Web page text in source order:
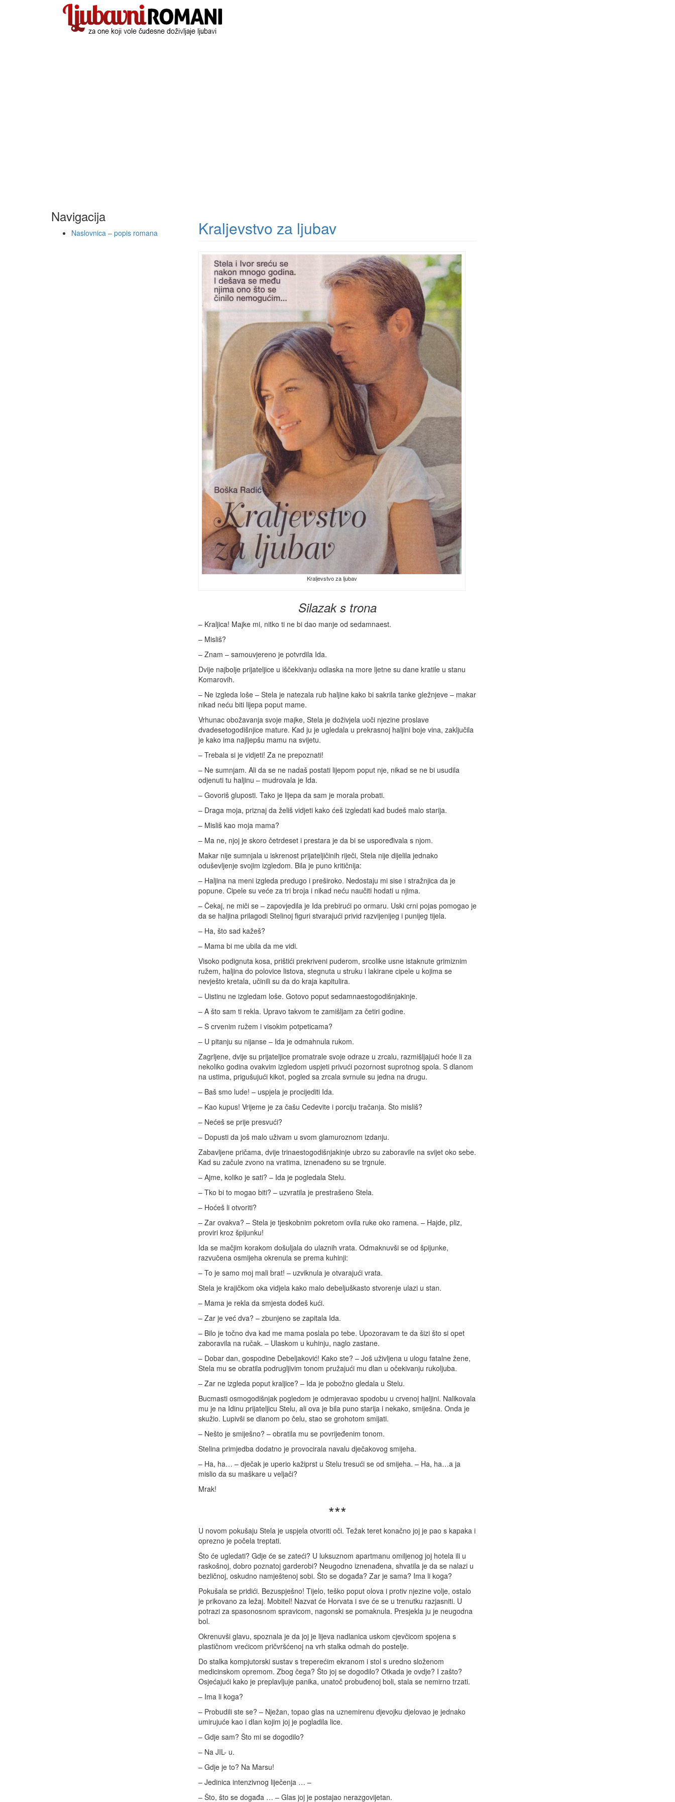
Navigacija
Naslovnica – popis romana Kraljevstvo za ljubav
Kraljevstvo za ljubav
Silazak s trona
– Kraljica! Majke mi, nitko ti ne bi dao manje od sedamnaest.
– Misliš?
– Znam – samouvjereno je potvrdila Ida.
Dvije najbolje prijateljice u iščekivanju odlaska na more ljetne su dane kratile u stanu
Komarovih.
– Ne izgleda loše – Stela je natezala rub haljine kako bi sakrila tanke gležnjeve – makar
nikad neću biti lijepa poput mame.
Vrhunac obožavanja svoje majke, Stela je doživjela uoči njezine proslave
dvadesetogodišnjice mature. Kad ju je ugledala u prekrasnoj haljini boje vina, zaključila
je kako ima najljepšu mamu na svijetu.
– Trebala si je vidjeti! Za ne prepoznati!
– Ne sumnjam. Ali da se ne nadaš postati lijepom poput nje, nikad se ne bi usudila
odjenuti tu haljinu – mudrovala je Ida.
– Govoriš gluposti. Tako je lijepa da sam je morala probati.
– Draga moja, priznaj da želiš vidjeti kako ćeš izgledati kad budeš malo starija.
– Misliš kao moja mama?
– Ma ne, njoj je skoro četrdeset i prestara je da bi se uspoređivala s njom.
Makar nije sumnjala u iskrenost prijateljičinih riječi, Stela nije dijelila jednako
oduševljenje svojim izgledom. Bila je puno kritičnija:
– Haljina na meni izgleda predugo i preširoko. Nedostaju mi sise i stražnjica da je
popune. Cipele su veće za tri broja i nikad neću naučiti hodati u njima.
– Čekaj, ne miči se – zapovjedila je Ida prebirući po ormaru. Uski crni pojas pomogao je
da se haljina prilagodi Stelinoj figuri stvarajući privid razvijenijeg i punijeg tijela.
– Ha, što sad kažeš?
– Mama bi me ubila da me vidi.
Visoko podignuta kosa, prištići prekriveni puderom, srcolike usne istaknute grimiznim
ružem, haljina do polovice listova, stegnuta u struku i lakirane cipele u kojima se
nevješto kretala, učinili su da do kraja kapitulira.
– Uistinu ne izgledam loše. Gotovo poput sedamnaestogodišnjakinje.
– A što sam ti rekla. Upravo takvom te zamišljam za četiri godine.
– S crvenim ružem i visokim potpeticama?
– U pitanju su nijanse – Ida je odmahnula rukom.
Zagrljene, dvije su prijateljice promatrale svoje odraze u zrcalu, razmišljajući hoće li za
nekoliko godina ovakvim izgledom uspjeti privući pozornost suprotnog spola. S dlanom
na ustima, prigušujući kikot, pogled sa zrcala svrnule su jedna na drugu.
– Baš smo lude! – uspjela je procijediti Ida.
– Kao kupus! Vrijeme je za čašu Cedevite i porciju tračanja. Što misliš?
– Nećeš se prije presvući?
– Dopusti da još malo uživam u svom glamuroznom izdanju.
Zabavljene pričama, dvije trinaestogodišnjakinje ubrzo su zaboravile na svijet oko sebe.
Kad su začule zvono na vratima, iznenađeno su se trgnule.
– Ajme, koliko je sati? – Ida je pogledala Stelu.
– Tko bi to mogao biti? – uzvratila je prestrašeno Stela.
– Hoćeš li otvoriti?
– Zar ovakva? – Stela je tjeskobnim pokretom ovila ruke oko ramena. – Hajde, pliz,
proviri kroz špijunku!
Ida se mačjim korakom došuljala do ulaznih vrata. Odmaknuvši se od špijunke,
razvučena osmijeha okrenula se prema kuhinji:
– To je samo moj mali brat! – uzviknula je otvarajući vrata.
Stela je krajičkom oka vidjela kako malo debeljuškasto stvorenje ulazi u stan.
– Mama je rekla da smjesta dođeš kući.
– Zar je već dva? – zbunjeno se zapitala Ida.
– Bilo je točno dva kad me mama poslala po tebe. Upozoravam te da šizi što si opet
zaboravila na ručak. – Ulaskom u kuhinju, naglo zastane.
– Dobar dan, gospodine Debeljaković! Kako ste? – Još uživljena u ulogu fatalne žene,
Stela mu se obratila podrugljivim tonom pružajući mu dlan u očekivanju rukoljuba.
– Zar ne izgleda poput kraljice? – Ida je pobožno gledala u Stelu.
Bucmasti osmogodišnjak pogledom je odmjeravao spodobu u crvenoj haljini. Nalikovala
mu je na Idinu prijateljicu Stelu, ali ova je bila puno starija i nekako, smiješna. Onda je
skužio. Lupivši se dlanom po čelu, stao se grohotom smijati.
– Nešto je smiješno? – obratila mu se povrijeđenim tonom.
Stelina primjedba dodatno je provocirala navalu dječakovog smijeha.
– Ha, ha… – dječak je uperio kažiprst u Stelu tresući se od smijeha. – Ha, ha…a ja
mislio da su maškare u veljači?
Mrak!
***
U novom pokušaju Stela je uspjela otvoriti oči. Težak teret konačno joj je pao s kapaka i
oprezno je počela treptati.
Što će ugledati? Gdje će se zateći? U luksuznom apartmanu omiljenog joj hotela ili u
raskošnoj, dobro poznatoj garderobi? Neugodno iznenađena, shvatila je da se nalazi u
bezličnoj, oskudno namještenoj sobi. Što se događa? Zar je sama? Ima li koga?
Pokušala se pridići. Bezuspješno! Tijelo, teško poput olova i protiv njezine volje, ostalo
je prikovano za ležaj. Mobitel! Nazvat će Horvata i sve će se u trenutku razjasniti. U
potrazi za spasonosnom spravicom, nagonski se pomaknula. Presjekla ju je neugodna
bol.
Okrenuvši glavu, spoznala je da joj je lijeva nadlanica uskom cjevčicom spojena s
plastičnom vrećicom pričvršćenoj na vrh stalka odmah do postelje.
Do stalka kompjutorski sustav s treperećim ekranom i stol s uredno složenom
medicinskom opremom. Zbog čega? Što joj se dogodilo? Otkada je ovdje? I zašto?
Osjećajući kako je preplavljuje panika, unatoč probuđenoj boli, stala se nemirno trzati.
– Ima li koga?
– Probudili ste se? – Nježan, topao glas na uznemirenu djevojku djelovao je jednako
umirujuće kao i dlan kojim joj je pogladila lice.
– Gdje sam? Što mi se dogodilo?
– Na JIL- u.
– Gdje je to? Na Marsu!
– Jedinica intenzivnog liječenja … –
– Što, što se događa … – Glas joj je postajao nerazgovijetan.